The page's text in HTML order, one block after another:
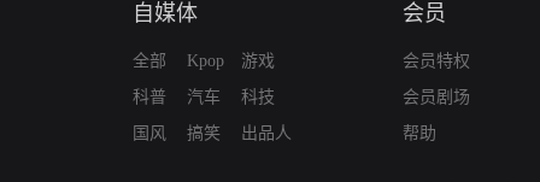
自媒体
全部
科普
国风
Kpop
汽车
搞笑
游戏
科技
出品人
会员
会员特权
会员剧场
帮助